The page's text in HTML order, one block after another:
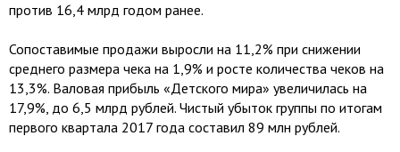
против 16,4 млрд годом ранее.
Сопоставимые продажи выросли на 11,2% при снижении
среднего размера чека на 1,9% и росте количества чеков на
13,3%. Валовая прибыль «Детского мира» увеличилась на
17,9%, до 6,5 млрд рублей. Чистый убыток группы по итогам
первого квартала 2017 года составил 89 млн рублей.